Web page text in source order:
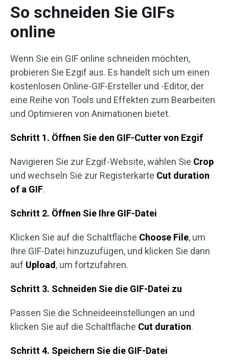
So schneiden Sie GIFs
online
Wenn Sie ein GIF online schneiden möchten,
probieren Sie Ezgif aus. Es handelt sich um einen
kostenlosen Online-GIF-Ersteller und -Editor, der
eine Reihe von Tools und Effekten zum Bearbeiten
und Optimieren von Animationen bietet.
Schritt 1. Öffnen Sie den GIF-Cutter von Ezgif
Navigieren Sie zur Ezgif-Website, wählen Sie Crop
und wechseln Sie zur Registerkarte Cut duration
of a GIF.
Schritt 2. Öffnen Sie Ihre GIF-Datei
Klicken Sie auf die Schaltfläche Choose File, um
Ihre GIF-Datei hinzuzufügen, und klicken Sie dann
auf Upload, um fortzufahren.
Schritt 3. Schneiden Sie die GIF-Datei zu
Passen Sie die Schneideeinstellungen an und
klicken Sie auf die Schaltfläche Cut duration.
Schritt 4. Speichern Sie die GIF-Datei